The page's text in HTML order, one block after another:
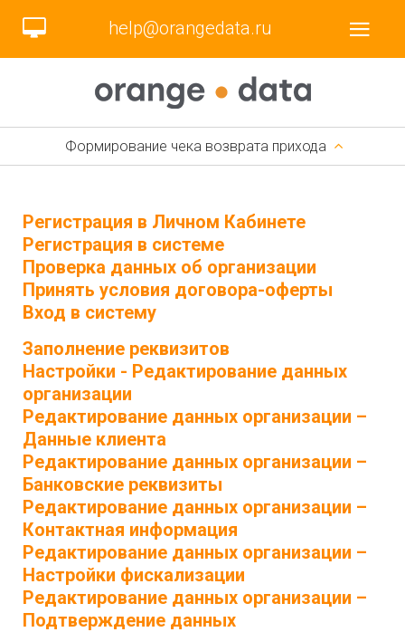
help@orangedata.ru
Формирование чека возврата прихода
Регистрация в Личном Кабинете
Регистрация в системе
Проверка данных об организации
Принять условия договора-оферты
Вход в систему
Заполнение реквизитов
Настройки - Редактирование данных
организации
Редактирование данных организации –
Данные клиента
Редактирование данных организации –
Банковские реквизиты
Редактирование данных организации –
Контактная информация
Редактирование данных организации –
Настройки фискализации
Редактирование данных организации –
Подтверждение данных